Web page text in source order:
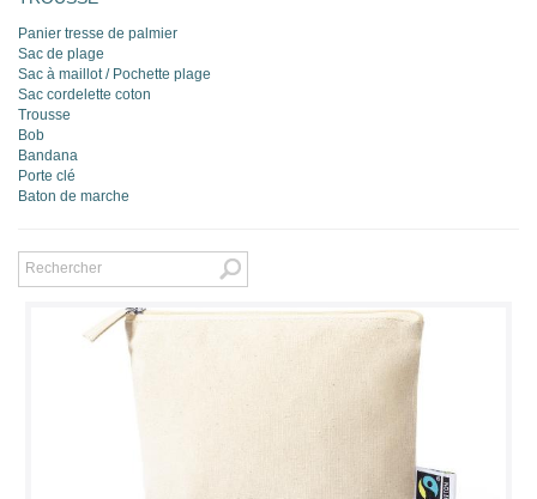
Panier tresse de palmier
Sac de plage
Sac à maillot / Pochette plage
Sac cordelette coton
Trousse
Bob
Bandana
Porte clé
Baton de marche